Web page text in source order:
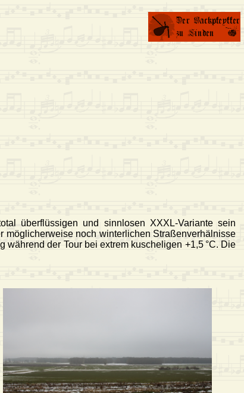
überflüssigen und sinnlosen XXXL-Variante sein
möglicherweise noch winterlichen Straßenverhälnisse
der Tour bei extrem kuscheligen +1,5 °C. Die